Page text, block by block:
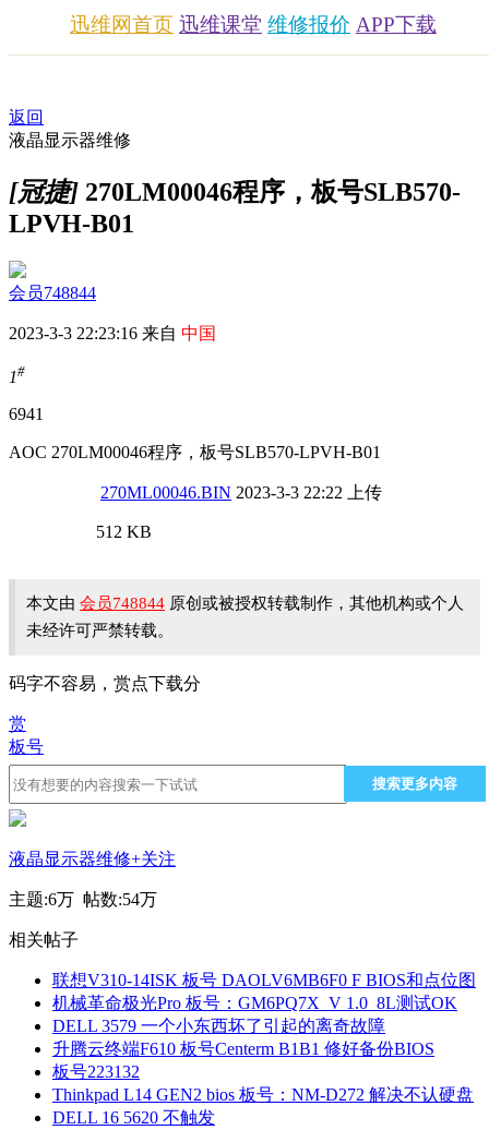
迅维网首页 迅维课堂 维修报价 APP下载
返回
液晶显示器维修
[冠捷] 270LM00046程序，板号SLB570-
LPVH-B01
会员748844
2023-3-3 22:23:16 来自 中国
1#
6941
AOC 270LM00046程序，板号SLB570-LPVH-B01
270ML00046.BIN 2023-3-3 22:22 上传
512 KB
本文由 会员748844 原创或被授权转载制作，其他机构或个人
未经许可严禁转载。
码字不容易，赏点下载分
赏
板号
搜索更多内容
液晶显示器维修+关注
主题:6万 帖数:54万
相关帖子
联想V310-14ISK 板号 DAOLV6MB6F0 F BIOS和点位图
机械革命极光Pro 板号：GM6PQ7X_V 1.0_8L测试OK
DELL 3579 一个小东西坏了引起的离奇故障
升腾云终端F610 板号Centerm B1B1 修好备份BIOS
板号223132
Thinkpad L14 GEN2 bios 板号：NM-D272 解决不认硬盘
DELL 16 5620 不触发